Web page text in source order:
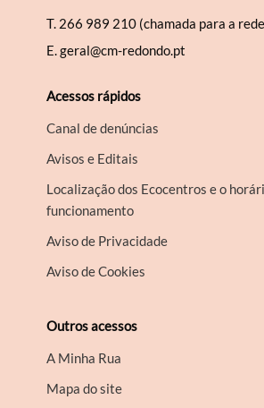
T. 266 989 210 (chamada para a
E.geral@cm-redondo.pt
Acessos rápidos
Canal de denúncias
Avisos e Editais
Localização dos Ecocentros e o
funcionamento
Aviso de Privacidade
Aviso de Cookies
Outros acessos
A Minha Rua
Mapa do site